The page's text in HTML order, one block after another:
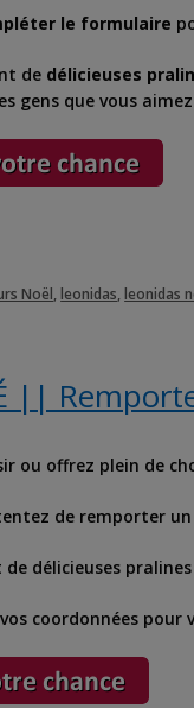
le formulaire
de délicieuses
gens que vous
Noël ,leonidas ,leonidas
||
ou offrez plein de
de remporter un
délicieuses pralines
coordonnées